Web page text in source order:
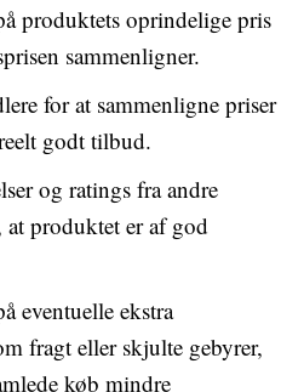
produktets oprindelige pris
sammenligner.
for at sammenligne priser
godt tilbud.
og ratings fra andre
produktet er af god
eventuelle ekstra
fragt eller skjulte gebyrer,
køb mindre